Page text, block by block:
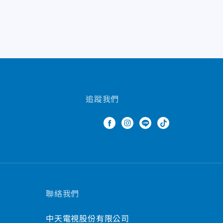
追蹤我們
聯絡我們
中天電視股份有限公司